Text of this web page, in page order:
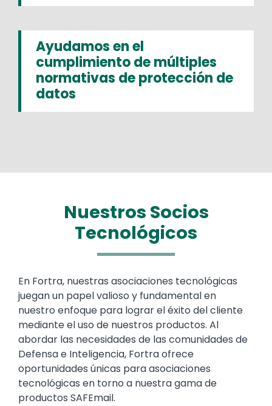
Ayudamos en el
cumplimiento de múltiples
normativas de protección de
datos
Nuestros Socios
Tecnológicos
Text
En Fortra, nuestras asociaciones tecnológicas
juegan un papel valioso y fundamental en
nuestro enfoque para lograr el éxito del cliente
mediante el uso de nuestros productos. Al
abordar las necesidades de las comunidades de
Defensa e Inteligencia, Fortra ofrece
oportunidades únicas para asociaciones
tecnológicas en torno a nuestra gama de
productos SAFEmail.